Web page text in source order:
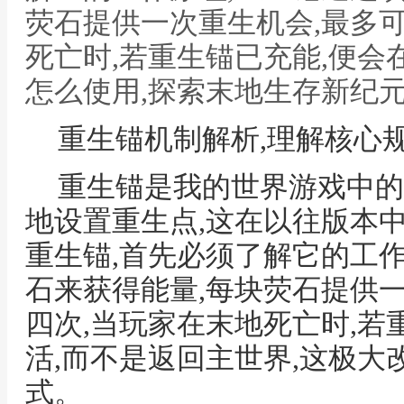
荧石提供一次重生机会,最多
死亡时,若重生锚已充能,便会
怎么使用,探索末地生存新纪
重生锚机制解析,理解核心
重生锚是我的世界游戏中
地设置重生点,这在以往版本
重生锚,首先必须了解它的工
石来获得能量,每块荧石提供
四次,当玩家在末地死亡时,若
活,而不是返回主世界,这极大
式。